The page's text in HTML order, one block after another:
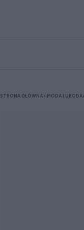
STRONA GŁÓWNA MODA I URODA